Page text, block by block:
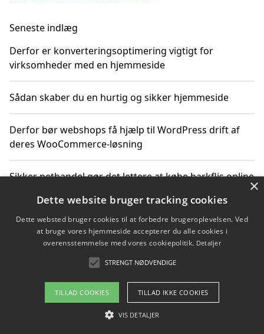
Seneste indlæg
Derfor er konverteringsoptimering vigtigt for
virksomheder med en hjemmeside
Sådan skaber du en hurtig og sikker hjemmeside
Derfor bør webshops få hjælp til WordPress drift af
deres WooCommerce-løsning
Sikker nethandel gør det lettere at købe barkflis online
Ting du bør vide før du vælger webbureau i Aarhus
Copyright 2026 - Pilanto Aps
Om / kontakt
Blog Betingelser
×
Dette website bruger tracking cookies
Dette websted bruger cookies til at forbedre brugeroplevelsen. Ved
at bruge vores hjemmeside accepterer du alle cookies i
overensstemmelse med vores cookiepolitik. Detaljer
STRENGT NØDVENDIGE
TILLAD COOKIES TILLAD IKKE COOKIES
VIS DETALJER